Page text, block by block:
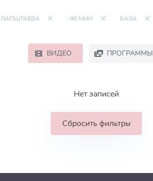
~90 МИН БАЗА
ВИДЕО ПРОГРАММЫ
Нет записей
Сбросить фильтры